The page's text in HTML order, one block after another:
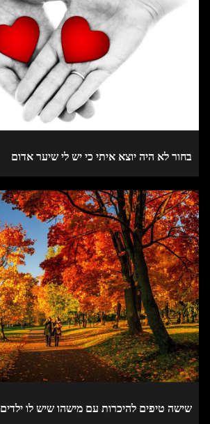
בחור לא היה יוצא איתי כי יש לי שיער אדום
שישה טיפים להיכרות עם מישהו שיש לו ילדים